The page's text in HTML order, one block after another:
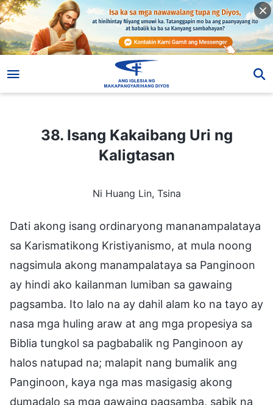
38. Isang Kakaibang Uri ng Kaligtasan
38. Isang Kakaibang Uri ng
Kaligtasan
Ni Huang Lin, Tsina
Dati akong isang ordinaryong mananampalataya
sa Karismatikong Kristiyanismo, at mula noong
nagsimula akong manampalataya sa Panginoon
ay hindi ako kailanman lumiban sa gawaing
pagsamba. Ito lalo na ay dahil alam ko na tayo ay
nasa mga huling araw at ang mga propesiya sa
Biblia tungkol sa pagbabalik ng Panginoon ay
halos natupad na; malapit nang bumalik ang
Panginoon, kaya nga mas masigasig akong
dumadalo sa mga gawaing pagsamba, sabik na